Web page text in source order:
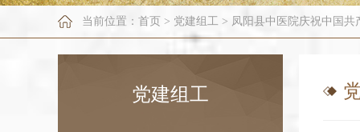
当前位置： 首页 > 党建组工 > 凤阳县中医院庆祝中国共
党建组工